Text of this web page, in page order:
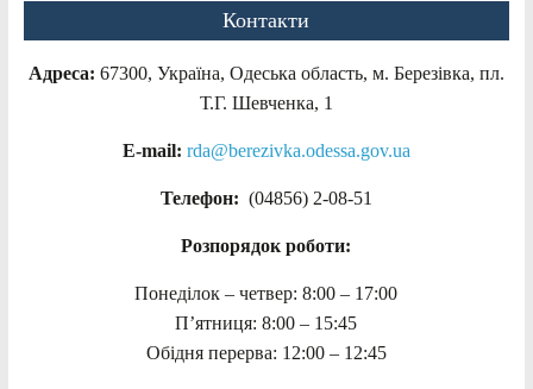
Контакти
Адреса: 67300, Україна, Одеська область, м. Березівка, пл.
Т.Г. Шевченка, 1
E-mail: rda@berezivka.odessa.gov.ua
Телефон: (04856) 2-08-51
Розпорядок роботи:
Понеділок – четвер: 8:00 – 17:00
П’ятниця: 8:00 – 15:45
Обідня перерва: 12:00 – 12:45